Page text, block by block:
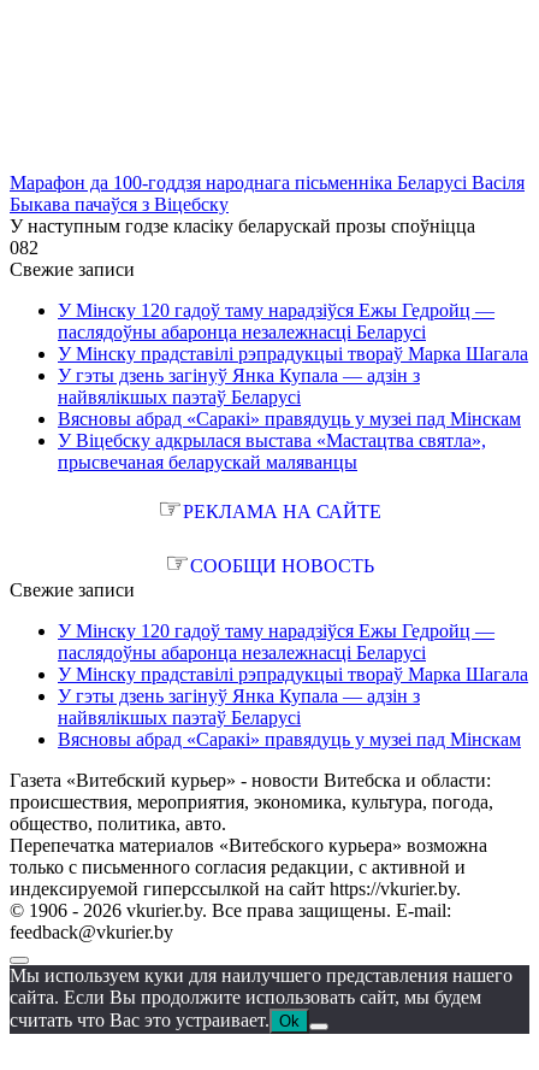
Марафон да 100-годдзя народнага пісьменніка Беларусі Васіля
Быкава пачаўся з Віцебску
У наступным годзе класіку беларускай прозы споўніцца
082
Свежие записи
У Мінску 120 гадоў таму нарадзіўся Ежы Гедройц —
паслядоўны абаронца незалежнасці Беларусі
У Мінску прадставілі рэпрадукцыі твораў Марка Шагала
У гэты дзень загінуў Янка Купала — адзін з
найвялікшых паэтаў Беларусі
Вясновы абрад «Саракі» правядуць у музеі пад Мінскам
У Віцебску адкрылася выстава «Мастацтва святла»,
прысвечаная беларускай маляванцы
☞РЕКЛАМА НА САЙТЕ
☞СООБЩИ НОВОСТЬ
Свежие записи
У Мінску 120 гадоў таму нарадзіўся Ежы Гедройц —
паслядоўны абаронца незалежнасці Беларусі
У Мінску прадставілі рэпрадукцыі твораў Марка Шагала
У гэты дзень загінуў Янка Купала — адзін з
найвялікшых паэтаў Беларусі
Вясновы абрад «Саракі» правядуць у музеі пад Мінскам
Газета «Витебский курьер» - новости Витебска и области:
происшествия, мероприятия, экономика, культура, погода,
общество, политика, авто.
Перепечатка материалов «Витебского курьера» возможна
только с письменного согласия редакции, с активной и
индексируемой гиперссылкой на сайт https://vkurier.by.
© 1906 - 2026 vkurier.by. Все права защищены. E-mail:
feedback@vkurier.by
Мы используем куки для наилучшего представления нашего
сайта. Если Вы продолжите использовать сайт, мы будем
считать что Вас это устраивает. Ok